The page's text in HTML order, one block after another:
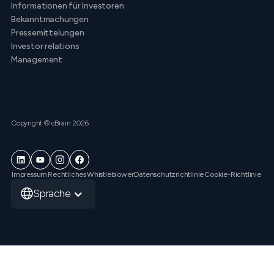
Informationen für Investoren
Bekanntmachungen
Pressemittelungen
Investor relations
Management
Copyright © cBrain 2026
Impressum RechtlichesWhistleblowerDatenschutzrichtlinieCookie-Richtlinie
Sprache